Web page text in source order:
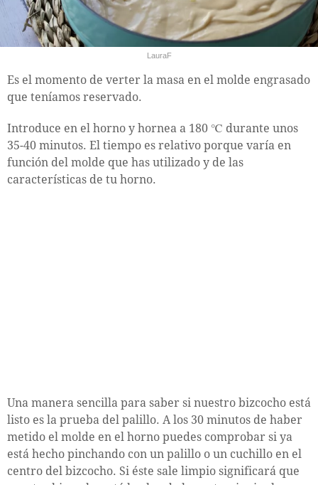
LauraF
Es el momento de verter la masa en el molde engrasado
que teníamos reservado.
Introduce en el horno y hornea a 180 ℃ durante unos
35-40 minutos. El tiempo es relativo porque varía en
función del molde que has utilizado y de las
características de tu horno.
Una manera sencilla para saber si nuestro bizcocho está
listo es la prueba del palillo. A los 30 minutos de haber
metido el molde en el horno puedes comprobar si ya
está hecho pinchando con un palillo o un cuchillo en el
centro del bizcocho. Si éste sale limpio significará que